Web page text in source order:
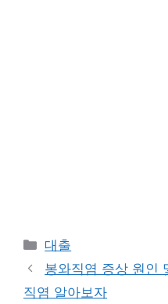
Categories
대출
봉와직염 증상 원인
직염 알아보자